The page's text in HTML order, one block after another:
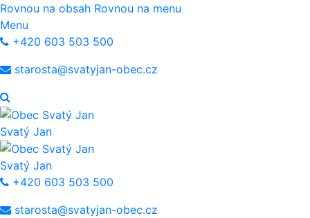
Rovnou na obsah Rovnou na menu
Menu
+420 603 503 500
starosta@svatyjan-obec.cz
Svatý Jan
Svatý Jan
+420 603 503 500
starosta@svatyjan-obec.cz